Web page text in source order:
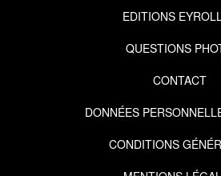
EDITIONS
QUESTIONS
CONTACT
DONNÉES
CONDITIONS